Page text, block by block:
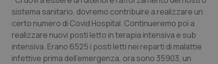
Umbria
Valle D’Aosta
Veneto
Oftalmologia
Oncodermatologia
Oncoematologia
sistema sanitario, dovremo contribuire a realizzare un
certo numero di Covid Hospital. Continueremo poi a
realizzare nuovi posti letto in terapia intensiva e sub
intensiva. Erano 6525 i posti letti nei reparti di malattie
infettive prima dell'emergenza, ora sono 35903, un